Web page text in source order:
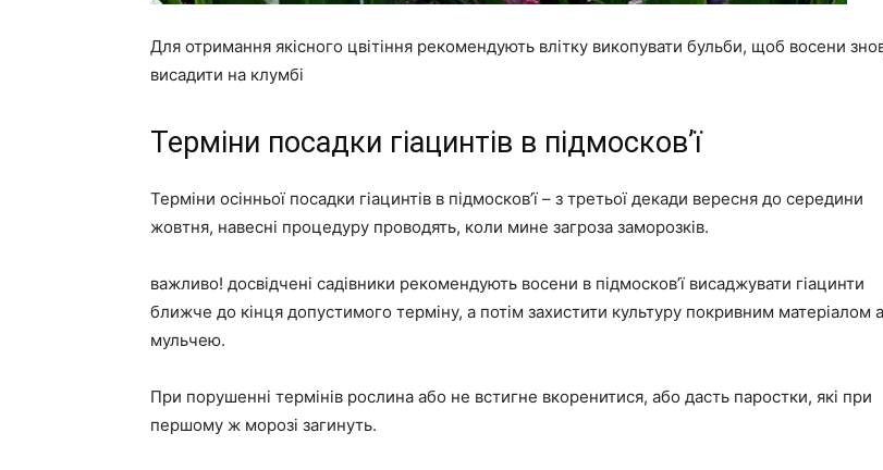
Для отримання якісного цвітіння рекомендують влітку викопувати бульби, щоб восени
висадити на клумбі
Терміни посадки гіацинтів в підмосков’ї
Терміни осінньої посадки гіацинтів в підмосков’ї – з третьої декади вересня до середини
жовтня, навесні процедуру проводять, коли мине загроза заморозків.
важливо! досвідчені садівники рекомендують восени в підмосков’ї висаджувати гіацинти
ближче до кінця допустимого терміну, а потім захистити культуру покривним матеріалом
мульчею.
При порушенні термінів рослина або не встигне вкоренитися, або дасть паростки, які при
першому ж морозі загинуть.